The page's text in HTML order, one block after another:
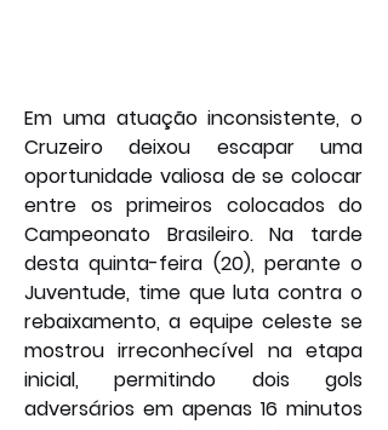
Em uma atuação inconsistente, o
Cruzeiro deixou escapar uma
oportunidade valiosa de se colocar
entre os primeiros colocados do
Campeonato Brasileiro. Na tarde
desta quinta-feira (20), perante o
Juventude, time que luta contra o
rebaixamento, a equipe celeste se
mostrou irreconhecível na etapa
inicial, permitindo dois gols
adversários em apenas 16 minutos